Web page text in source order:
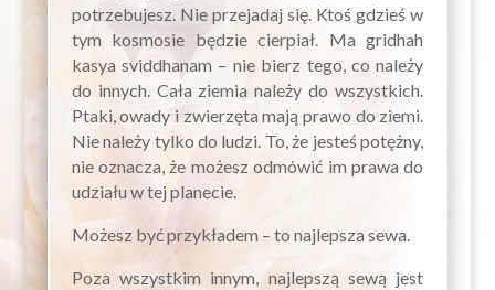
potrzebujesz. Nie przejadaj się. Ktoś gdzieś w
tym kosmosie będzie cierpiał. Ma gridhah
kasya sviddhanam – nie bierz tego, co należy
do innych. Cała ziemia należy do wszystkich.
Ptaki, owady i zwierzęta mają prawo do ziemi.
Nie należy tylko do ludzi. To, że jesteś potężny,
nie oznacza, że możesz odmówić im prawa do
udziału w tej planecie.
Możesz być przykładem – to najlepsza sewa.
Poza wszystkim innym, najlepszą sewą jest